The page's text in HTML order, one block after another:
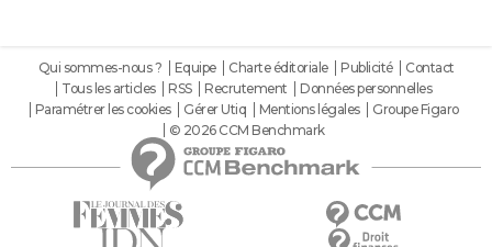
Qui sommes-nous ? Equipe Charte éditoriale Publicité
Contact
Tous les articles
RSS Recrutement
Données personnelles
Paramétrer les cookies
Gérer Utiq Mentions légales
Groupe Figaro
© 2026 CCM Benchmark